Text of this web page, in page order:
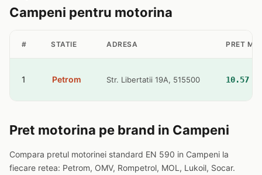
Campeni pentru motorina
# STATIE ADRESA PRET
1 Petrom Str. Libertatii 19A, 515500 10.57
Pret motorina pe brand in Campeni
Compara pretul motorinei standard EN 590 in Campeni la
fiecare retea: Petrom, OMV, Rompetrol, MOL, Lukoil, Socar.